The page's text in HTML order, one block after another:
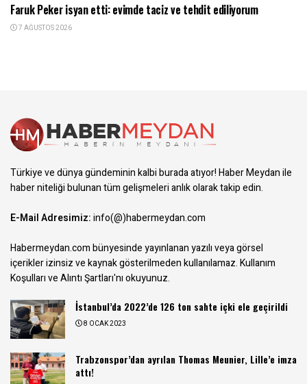
Faruk Peker isyan etti: evimde taciz ve tehdit ediliyorum
7 AĞUSTOS 2026
Türkiye ve dünya gündeminin kalbi burada atıyor! Haber Meydan ile
haber niteliği bulunan tüm gelişmeleri anlık olarak takip edin.
E-Mail Adresimiz:info(@)habermeydan.com
Habermeydan.com bünyesinde yayınlanan yazılı veya görsel
içerikler izinsiz ve kaynak gösterilmeden kullanılamaz.Kullanım
Koşulları ve Alıntı Şartları'nı okuyunuz.
İstanbul’da 2022’de 126 ton sahte içki ele geçirildi
8 OCAK 2023
Trabzonspor’dan ayrılan Thomas Meunier, Lille’e imza
attı!